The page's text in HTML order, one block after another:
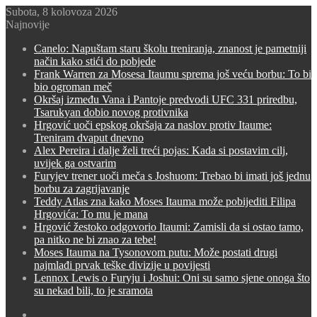
Subota, 8 kolovoza 2026
Najnovije
Canelo: Napuštam staru školu treniranja, znanost je pametniji
način kako stići do pobjede
Frank Warren za Mosesa Itaumu sprema još veću borbu: To bi
bio ogroman meč
Okršaj između Vana i Pantoje predvodi UFC 331 priredbu,
Tsarukyan dobio novog protivnika
Hrgović uoči epskog okršaja za naslov protiv Itaume:
Treniram dvaput dnevno
Alex Pereira i dalje želi treći pojas: Kada si postavim cilj,
uvijek ga ostvarim
Furyjev trener uoči meča s Joshuom: Trebao bi imati još jednu
borbu za zagrijavanje
Teddy Atlas zna kako Moses Itauma može pobijediti Filipa
Hrgovića: To mu je mana
Hrgović žestoko odgovorio Itaumi: Zamisli da si ostao tamo,
pa nitko ne bi znao za tebe!
Moses Itauma na Tysonovom putu: Može postati drugi
najmlađi prvak teške divizije u povijesti
Lennox Lewis o Furyju i Joshui: Oni su samo sjene onoga što
su nekad bili, to je sramota